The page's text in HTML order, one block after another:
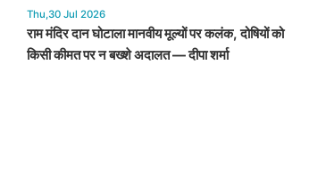
Thu,30 Jul 2026
राम मंदिर दान घोटाला मानवीय मूल्यों पर कलंक, दोषियों को
किसी कीमत पर न बख्शे अदालत — दीपा शर्मा